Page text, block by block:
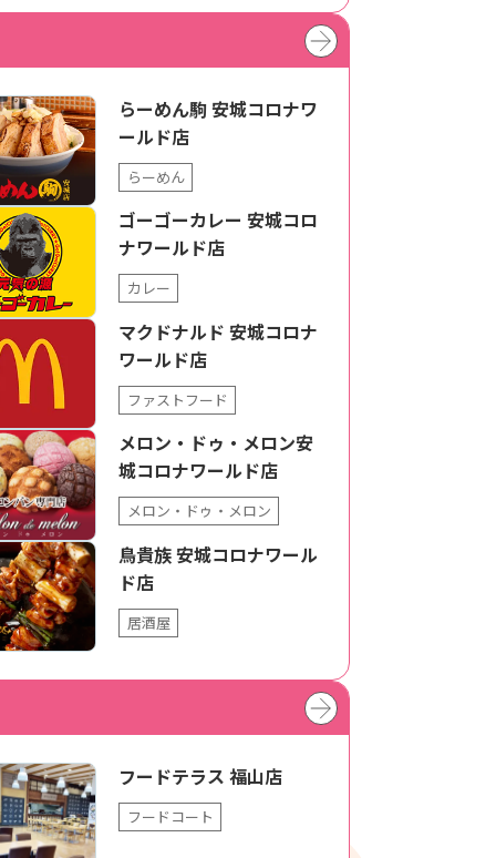
らーめん駒 安城コロナワ
ールド店
らーめん
ゴーゴーカレー 安城コロ
ナワールド店
カレー
マクドナルド 安城コロナ
ワールド店
ファストフード
メロン・ドゥ・メロン安
城コロナワールド店
メロン・ドゥ・メロン
鳥貴族 安城コロナワール
ド店
居酒屋
フードテラス 福山店
フードコート